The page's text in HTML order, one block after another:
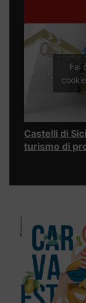
Fai
Castelli di
turismo di